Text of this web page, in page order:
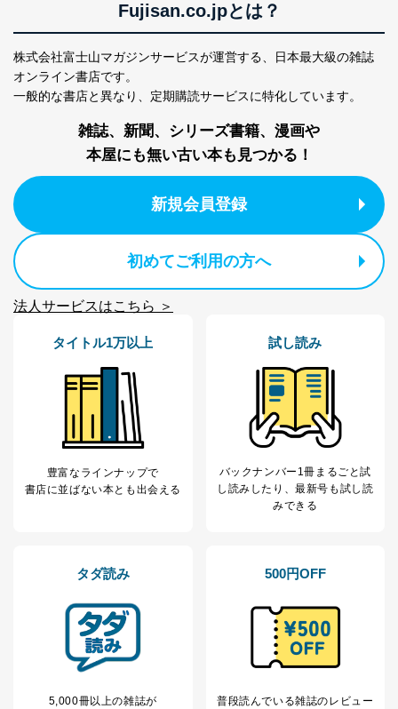
Fujisan.co.jpとは？
株式会社富士山マガジンサービスが運営する、
日本最大級の雑誌
オンライン書店です。
一般的な書店と異なり、 定期購読サービスに特化しています。
雑誌、新聞、シリーズ書籍、漫画や
本屋にも無い古い本も見つかる！
新規会員登録
初めてご利用の方へ
法人サービスはこちら ＞
タイトル1万以上
豊富なラインナップで
書店に並ばない本とも出会える
試し読み
バックナンバー1冊まるごと試
し読み したり、最新号も試し読
みできる
タダ読み
5,000冊以上の雑誌が
500円OFF
普段読んでいる雑誌のレビュー